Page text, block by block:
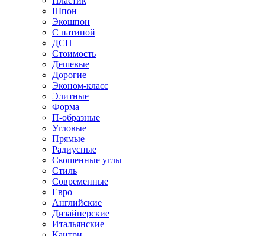
Шпон
Экошпон
С патиной
ДСП
Стоимость
Дешевые
Дорогие
Эконом-класс
Элитные
Форма
П-образные
Угловые
Прямые
Радиусные
Скошенные углы
Стиль
Современные
Евро
Английские
Дизайнерские
Итальянские